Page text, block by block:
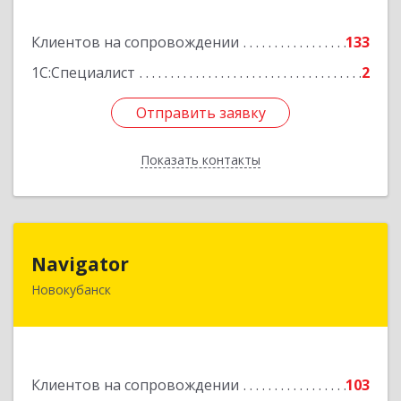
Клиентов на сопровождении
133
1С:Специалист
2
Отправить заявку
Показать контакты
Отправить заявку
Назад
Navigator
Новокубанск
Клиентов на сопровождении 103
352240, Краснодарский край, Новокубанск г,